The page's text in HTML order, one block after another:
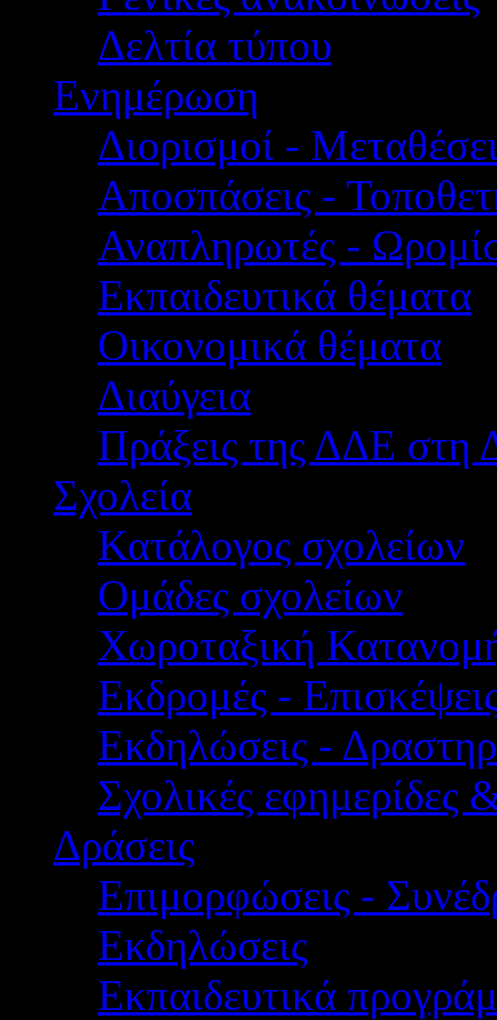
Δελτία τύπου
Ενημέρωση
Διορισμοί -
Αποσπάσεις -
Αναπληρωτές -
Εκπαιδευτικά θέματα
Οικονομικά θέματα
Διαύγεια
Πράξεις της ΔΔΕ στη
Σχολεία
Κατάλογος σχολείων
Ομάδες σχολείων
Χωροταξική
Εκδρομές -
Εκδηλώσεις -
Σχολικές εφημερίδες
Δράσεις
Επιμορφώσεις -
Εκδηλώσεις
Εκπαιδευτικά